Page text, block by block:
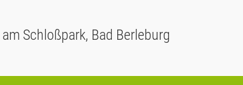
Schloßpark, Bad Berleburg